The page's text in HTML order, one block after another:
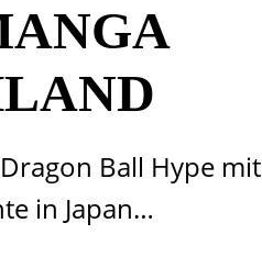
Ball Hype mit
in Japan…